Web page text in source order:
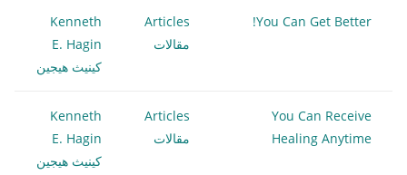
You Can Get Better!
Articles
مقالات
Kenneth
E. Hagin
كينيث هيجين
You Can Receive
Healing Anytime
Articles
مقالات
Kenneth
E. Hagin
كينيث هيجين